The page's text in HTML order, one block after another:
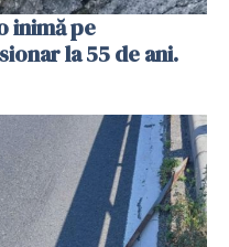
inimă pe
la 55 de ani.